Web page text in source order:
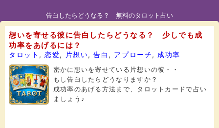
告白したらどうなる？ 無料のタロット占い
想いを寄せる彼に告白したらどうなる？ 少しでも成
功率をあげるには？
タロット ,恋愛, 片想い,告白 , アプローチ, 成功率
密かに想いを寄せている片想いの彼・・
もし告白したらどうなりますか？
成功率のあげる方法まで、タロットカードで占い
ましょう♪